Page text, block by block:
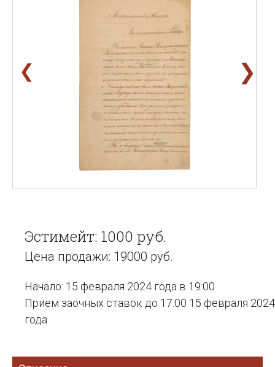
❮ ❯
Эстимейт: 1000 руб.
Цена продажи: 19000 руб.
Начало: 15 февраля 2024 года в 19:00
Прием заочных ставок до 17:00 15 февраля 2024
года